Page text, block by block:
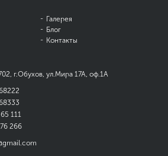
Галерея
Блог
Контакты
г.Обухов, ул.Мира 17А, оф.1А
111
266